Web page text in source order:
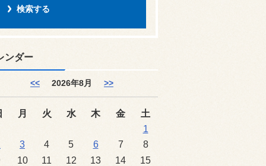
ンダー
<< 2026年8月 >>
月 火 水 木 金
土
1
3 4 5 6 7
8
10 11 12 13 14
15